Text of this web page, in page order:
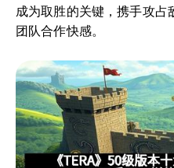
成为取胜的关键，携手攻占
团队合作快感。